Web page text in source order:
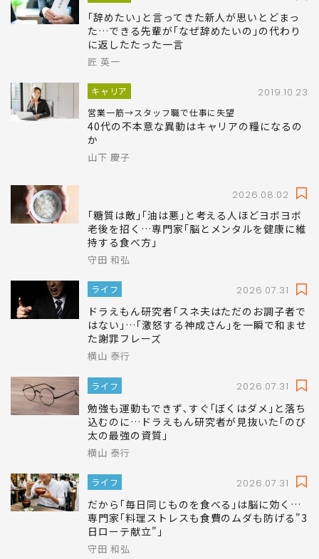
｢辞めたい｣と言ってきた新人が思いとどまっ
た…できる先輩が｢なぜ辞めたいの｣の代わり
に返したたった一言
匠 英一
キャリア 2019.10.23
営業一筋→スタッフ職で仕事に失望
40代の不本意な異動はキャリアの糧になるの
か
山下 慶子
2026.08.02
｢糖質は敵｣｢油は悪｣と考える人ほどヨボヨボ
老後を招く…専門家｢脳とメンタルを健康に維
持する食べ方｣
守田 和弘
ライフ 2026.07.31
ドラえもん研究者｢スネ夫はただのお調子者で
はない｣…｢激怒する神成さん｣を一瞬で和ませ
た謝罪フレーズ
横山 泰行
ライフ 2026.07.31
勉強も運動もできず､すぐ｢ぼくはダメ｣と落ち
込むのに…ドラえもん研究者が見抜いた｢のび
太の最強の資質｣
横山 泰行
ライフ 2026.07.31
だから｢毎日同じものを食べる｣は脳に効く…
専門家｢料理ストレスも食費のムダも防げる"3
日ローテ献立"｣
守田 和弘